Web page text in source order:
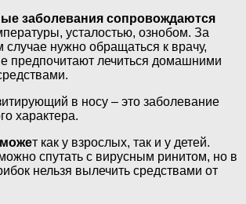
заболевания сопровождаются
усталостью, ознобом. За
нужно обращаться к врачу,
предпочитают лечиться домашними
в носу – это заболевание
характера.
т как у взрослых, так и у детей.
спутать с вирусным ринитом, но в
нельзя вылечить средствами от